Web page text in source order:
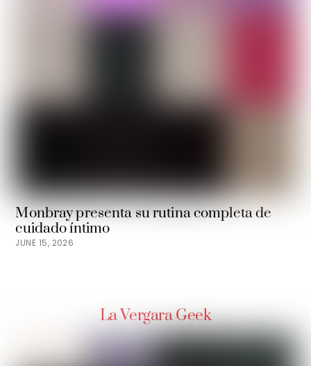
JUNE 15, 2026
Monbray presenta su rutina completa de
cuidado íntimo
La Vergara Geek